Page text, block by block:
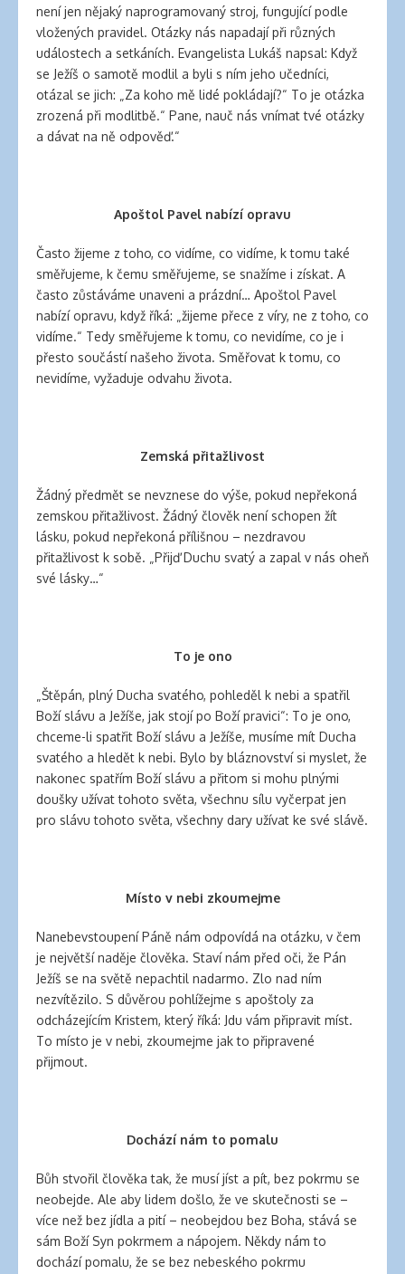
není jen nějaký naprogramovaný stroj, fungující podle
vložených pravidel. Otázky nás napadají při různých
událostech a setkáních. Evangelista Lukáš napsal: Když
se Ježíš o samotě modlil a byli s ním jeho učedníci,
otázal se jich: „Za koho mě lidé pokládají?“ To je otázka
zrozená při modlitbě.“ Pane, nauč nás vnímat tvé otázky
a dávat na ně odpověď.“
Apoštol Pavel nabízí opravu
Často žijeme z toho, co vidíme, co vidíme, k tomu také
směřujeme, k čemu směřujeme, se snažíme i získat. A
často zůstáváme unaveni a prázdní… Apoštol Pavel
nabízí opravu, když říká: „žijeme přece z víry, ne z toho, co
vidíme.“ Tedy směřujeme k tomu, co nevidíme, co je i
přesto součástí našeho života. Směřovat k tomu, co
nevidíme, vyžaduje odvahu života.
Zemská přitažlivost
Žádný předmět se nevznese do výše, pokud nepřekoná
zemskou přitažlivost. Žádný člověk není schopen žít
lásku, pokud nepřekoná přílišnou – nezdravou
přitažlivost k sobě. „Přijď Duchu svatý a zapal v nás oheň
své lásky…“
To je ono
„Štěpán, plný Ducha svatého, pohleděl k nebi a spatřil
Boží slávu a Ježíše, jak stojí po Boží pravici“: To je ono,
chceme-li spatřit Boží slávu a Ježíše, musíme mít Ducha
svatého a hledět k nebi. Bylo by bláznovství si myslet, že
nakonec spatřím Boží slávu a přitom si mohu plnými
doušky užívat tohoto světa, všechnu sílu vyčerpat jen
pro slávu tohoto světa, všechny dary užívat ke své slávě.
Místo v nebi zkoumejme
Nanebevstoupení Páně nám odpovídá na otázku, v čem
je největší naděje člověka. Staví nám před oči, že Pán
Ježíš se na světě nepachtil nadarmo. Zlo nad ním
nezvítězilo. S důvěrou pohlížejme s apoštoly za
odcházejícím Kristem, který říká: Jdu vám připravit míst.
To místo je v nebi, zkoumejme jak to připravené
přijmout.
Dochází nám to pomalu
Bůh stvořil člověka tak, že musí jíst a pít, bez pokrmu se
neobejde. Ale aby lidem došlo, že ve skutečnosti se –
více než bez jídla a pití – neobejdou bez Boha, stává se
sám Boží Syn pokrmem a nápojem. Někdy nám to
dochází pomalu, že se bez nebeského pokrmu